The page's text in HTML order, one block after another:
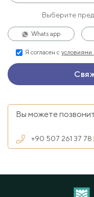
Выберите
Whats app
Я согласен с условиями
Вы можете
+90 507 261 37 78